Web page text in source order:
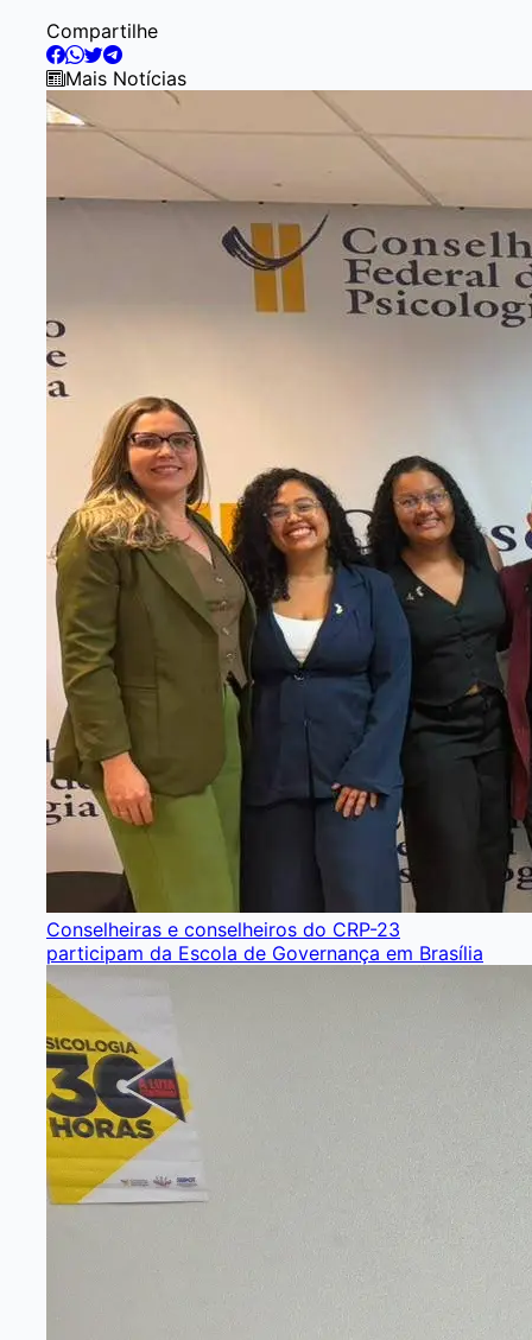
Compartilhe
Mais Notícias
Conselheiras e conselheiros do CRP-23
participam da Escola de Governança em Brasília